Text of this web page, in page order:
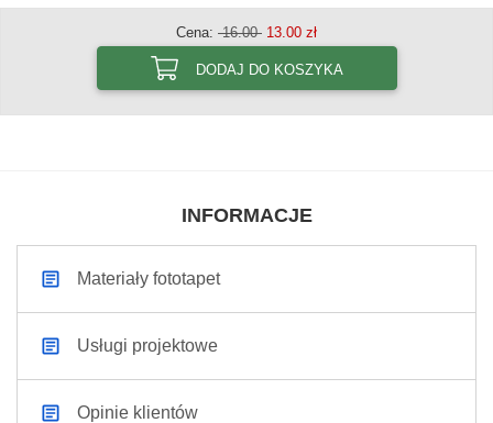
Cena: 16.00 13.00 zł
DODAJ DO KOSZYKA
INFORMACJE
Materiały fototapet
Usługi projektowe
Opinie klientów